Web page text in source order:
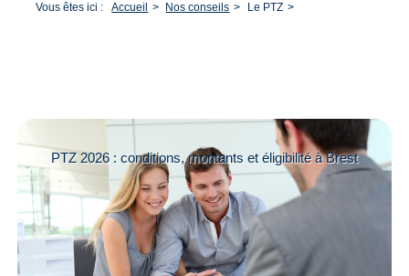
Vous êtes ici : Accueil Nos conseils Le PTZ
PTZ 2026 : conditions, montants et éligibilité à Brest